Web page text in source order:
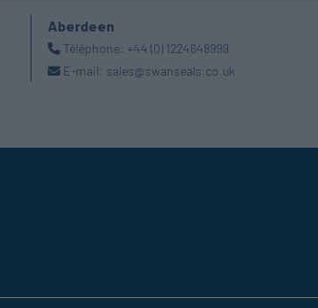
Aberdeen
Téléphone: +44 (0) 1224648999
E-mail: sales@swanseals.co.uk